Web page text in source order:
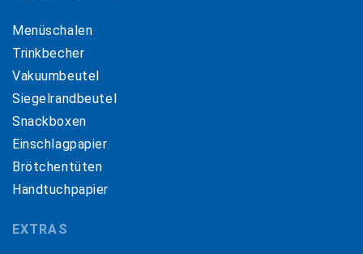
Menüschalen
Trinkbecher
Vakuumbeutel
Siegelrandbeutel
Snackboxen
Einschlagpapier
Brötchentüten
Handtuchpapier
EXTRAS